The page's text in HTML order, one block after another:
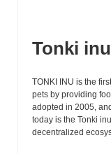
Tonki
TONKI INU is the
pets by providing
adopted in 2005,
today is the Tonki
decentralized